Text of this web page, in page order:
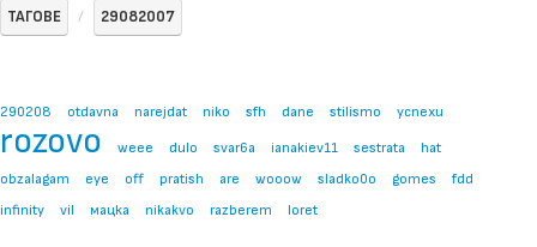
ТАГОВЕ 29082007
290208 otdavna narejdat niko sfh dane stilismo ycnexu
rozovo weee dulo svar6a ianakiev11 sestrata
hat
obzalagam
eye off pratish are wooow sladko0o gomes
fdd
infinity
vil мацка nikakvo razberem loret